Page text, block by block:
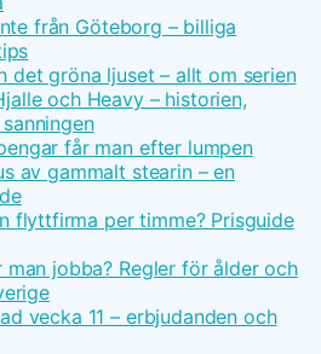
från Göteborg – billiga
det gröna ljuset – allt om serien
och Heavy – historien,
får man efter lumpen
av gammalt stearin – en
flyttfirma per timme? Prisguide
man jobba? Regler för ålder och
vecka 11 – erbjudanden och